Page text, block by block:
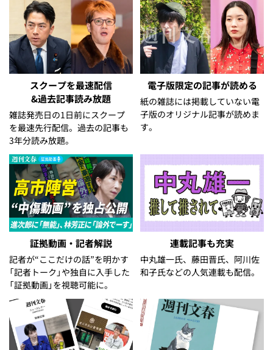
スクープを最速配信
&過去記事読み放題
雑誌発売日の1日前にスクープ
を最速先行配信。過去の記事も
3年分読み放題。
電子版限定の記事が読める
紙の雑誌には掲載していない電
子版のオリジナル記事が読めま
す。
証拠動画・記者解説
記者が“ここだけの話”を明かす
「記者トーク」や独自に入手した
「証拠動画」を視聴可能に。
連載記事も充実
中丸雄一氏、藤田晋氏、阿川佐
和子氏などの人気連載も配信。